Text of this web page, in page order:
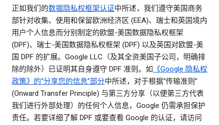
正如我们的数据隐私权框架认证中所述，我们遵守美国商务
部针对收集、使用和保留欧洲经济区 (EEA)、瑞士和英国境内
用户个人信息而分别制定的欧盟-美国数据隐私权框架
(DPF)、瑞士-美国数据隐私权框架 (DPF) 以及英国对欧盟-美
国 DPF 的扩展。Google LLC（及其全资美国子公司，明确排
除的除外）已证明其自身遵守 DPF 准则。如 《Google 隐私权
政策》的“分享您的信息”部分中所述，对于根据“传输准则”
(Onward Transfer Principle) 与第三方分享（以便第三方代表
我们进行外部处理）的任何个人信息，Google 仍需承担保护
责任。若要详细了解 DPF 或要查看 Google 的认证，请访问